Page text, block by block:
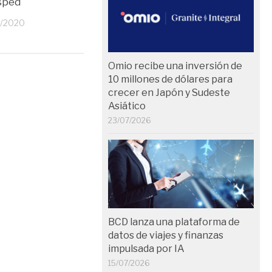
2020
Omio recibe una inversión de
10 millones de dólares para
crecer en Japón y Sudeste
Asiático
23/07/2026
BCD lanza una plataforma de
datos de viajes y finanzas
impulsada por IA
15/07/2026